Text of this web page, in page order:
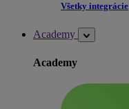
Všetky integrácie
Academy
Academy